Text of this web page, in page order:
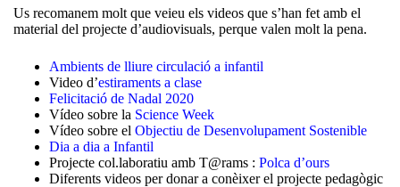
Us recomanem molt que veieu els videos que s’han fet amb el
material del projecte d’audiovisuals, perque valen molt la pena.
Ambients de lliure circulació a infantil
Video d’estiraments a clase
Felicitació de Nadal 2020
Vídeo sobre la Science Week
Vídeo sobre el Objectiu de Desenvolupament Sostenible
Dia a dia a Infantil
Projecte col.laboratiu amb T@rams : Polca d’ours
Diferents videos per donar a conèixer el projecte pedagògic